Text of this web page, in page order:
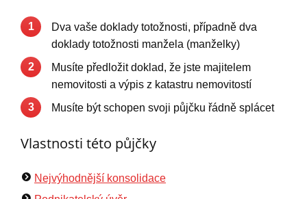
1
Dva vaše doklady totožnosti, případně dva
doklady totožnosti manžela (manželky)
2
Musíte předložit doklad, že jste majitelem
nemovitosti a výpis z katastru nemovitostí
3
Musíte být schopen svoji půjčku řádně splácet
Vlastnosti této půjčky
Nejvýhodnější konsolidace